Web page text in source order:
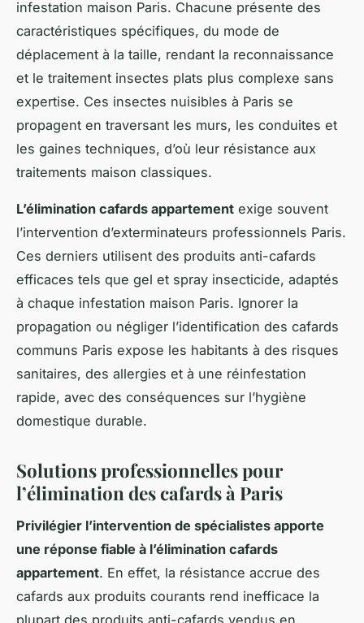
infestation maison Paris. Chacune présente des
caractéristiques spécifiques, du mode de
déplacement à la taille, rendant la reconnaissance
et le traitement insectes plats plus complexe sans
expertise. Ces insectes nuisibles à Paris se
propagent en traversant les murs, les conduites et
les gaines techniques, d’où leur résistance aux
traitements maison classiques.
L’élimination cafards appartement exige souvent
l’intervention d’exterminateurs professionnels Paris.
Ces derniers utilisent des produits anti-cafards
efficaces tels que gel et spray insecticide, adaptés
à chaque infestation maison Paris. Ignorer la
propagation ou négliger l’identification des cafards
communs Paris expose les habitants à des risques
sanitaires, des allergies et à une réinfestation
rapide, avec des conséquences sur l’hygiène
domestique durable.
Solutions professionnelles pour
l’élimination des cafards à Paris
Privilégier l’intervention de spécialistes apporte
une réponse fiable à l’élimination cafards
appartement. En effet, la résistance accrue des
cafards aux produits courants rend inefficace la